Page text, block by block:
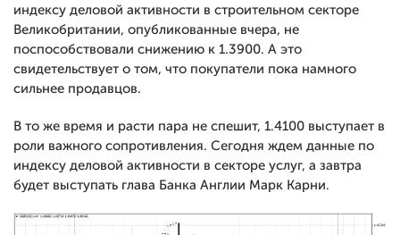
индексу деловой активности в строительном секторе
Великобритании, опубликованные вчера, не
поспособствовали снижению к 1.3900. А это
свидетельствует о том, что покупатели пока намного
сильнее продавцов.
В то же время и расти пара не спешит, 1.4100 выступает в
роли важного сопротивления. Сегодня ждем данные по
индексу деловой активности в секторе услуг, а завтра
будет выступать глава Банка Англии Марк Карни.